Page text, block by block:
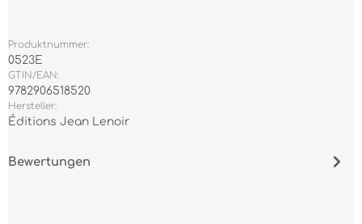
Produktnummer:
0523E
GTIN/EAN:
9782906518520
Hersteller:
Éditions Jean Lenoir
Bewertungen